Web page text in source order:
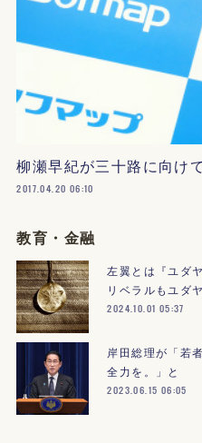
柳瀬早紀が三十路に向け
2017.04.20 06:10
教育・金融
左翼とは『ユダ
リベラルもユダ
2024.10.01 05:37
岸田総理が「若
全力を。」と
2023.06.15 06:05